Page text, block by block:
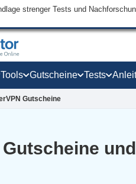
strenger Tests und
Tools Gutscheine Tests
Gutscheine